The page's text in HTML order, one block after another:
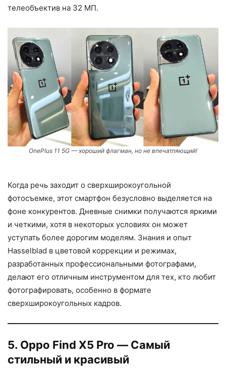
телеобъектив на 32 МП.
OnePlus 11 5G — хороший флагман, но не впечатляющий!
Когда речь заходит о сверхширокоугольной
фотосъемке, этот смартфон безусловно выделяется на
фоне конкурентов. Дневные снимки получаются яркими
и четкими, хотя в некоторых условиях он может
уступать более дорогим моделям. Знания и опыт
Hasselblad в цветовой коррекции и режимах,
разработанных профессиональными фотографами,
делают его отличным инструментом для тех, кто любит
фотографировать, особенно в формате
сверхширокоугольных кадров.
5. Oppo Find X5 Pro — Самый
стильный и красивый